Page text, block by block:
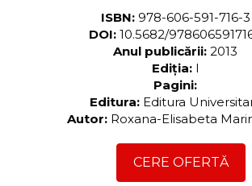
ISBN: 978-606-591-716-3
DOI: 10.5682/
Anul publicării: 2013
Ediția: I
Pagini:
Editura: Editura
Autor: Roxana-Elisabeta
CERE OFERTĂ